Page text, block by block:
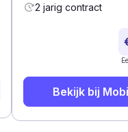
2 jarig contract
Bekijk bij